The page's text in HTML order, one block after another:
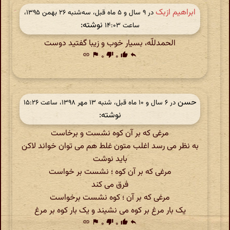
ابراهیم ازبک
در ‫۹ سال و ۵ ماه قبل، سه‌شنبه ۲۶ بهمن ۱۳۹۵،
ساعت ۱۴:۰۳
نوشته:
الحمدللّه، بسیار خوب و زیبا گفتید دوست
reply
thumb_up ۰ thumb_down ۰ flag
link
حسندر ‫۶ سال و ۱۰ ماه قبل، شنبه ۱۳ مهر ۱۳۹۸، ساعت ۱۵:۲۶
نوشته:
مرغی که بر آن کوه نشست و برخاست
به نظر می رسد اغلب متون غلط هم می توان خواند لاکن
باید نوشت
مرغی که بر آن کوه ؛ نشست بر خواست
فرق می کند
مرغی که بر آن ؛ کوه نشست برخواست
یک بار مرغ بر کوه می نشیند و یک بار کوه بر مرغ
reply
thumb_up ۰ thumb_down ۰ flag
link